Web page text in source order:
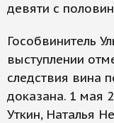
девяти с
Гособвинитель
выступлении
следствия вина
доказана. 1 мая
Уткин, Наталья